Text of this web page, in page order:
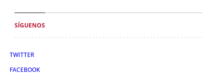
SÍGUENOS
TWITTER
FACEBOOK